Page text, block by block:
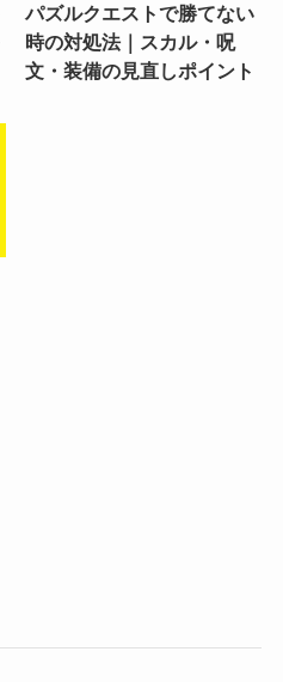
パズルクエストで勝てない
時の対処法｜スカル・呪
文・装備の見直しポイント